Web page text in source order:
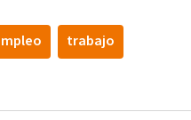
trabajo